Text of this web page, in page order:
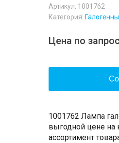
Артикул: 1001762
Категория:
Цена по
1001762 Лампа
выгодной цене на
ассортимент